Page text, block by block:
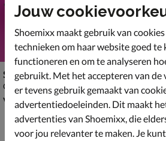
Shoesme
Cowboylaarzen - beige
vanaf € 99,99
v.a. 99
Jouw
Shoemixx maakt gebruik van
technieken om haar website goed te
functioneren en om te analyseren
gebruikt. Met het accepteren van
er tevens gebruik gemaakt van
advertentiedoeleinden. Dit maakt
advertenties van Shoemixx, die
voor jou relevanter te maken. Je